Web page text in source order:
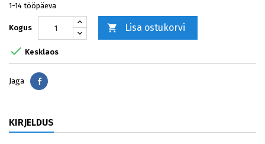
1-14 tööpäeva
Kogus  Lisa ostukorvi
 Kesklaos
Jaga Jaga
KIRJELDUS